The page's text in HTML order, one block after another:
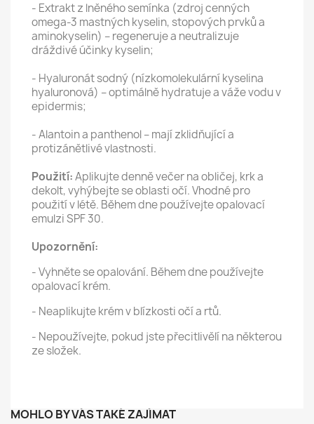
- Extrakt z lněného semínka (zdroj cenných
omega-3 mastných kyselin, stopových prvků a
aminokyselin) – regeneruje a neutralizuje
dráždivé účinky kyselin;
- Hyaluronát sodný (nízkomolekulární kyselina
hyaluronová) – optimálně hydratuje a váže vodu v
epidermis;
- Alantoin a panthenol – mají zklidňující a
protizánětlivé vlastnosti.
Použití:Aplikujte denně večer na obličej, krk a
dekolt, vyhýbejte se oblasti očí. Vhodné pro
použití v létě. Během dne používejte opalovací
emulzi SPF 30.
Upozornění:
- Vyhněte se opalování. Během dne používejte
opalovací krém.
- Neaplikujte krém v blízkosti očí a rtů.
- Nepoužívejte, pokud jste přecitlivělí na některou
ze složek.
MOHLO BY VÁS TAKÉ ZAJÍMAT